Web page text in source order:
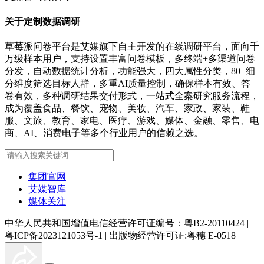
关于定制数据调研
草莓派问卷平台是艾媒旗下自主开发的在线调研平台，面向千
万级样本用户，支持设置丰富问卷模板，多终端+多渠道问卷
分发，自动数据统计分析，功能强大，四大属性分类，80+细
分维度筛选目标人群，多重AI质量控制，确保样本有效、答
卷有效，多种调研结果交付形式，一站式全案研究服务流程，
成为覆盖食品、餐饮、宠物、美妆、汽车、家政、家装、鞋
服、文旅、教育、家电、医疗、游戏、媒体、金融、零售、电
商、AI、消费电子等多个行业用户的信赖之选。
集团官网
艾媒智库
媒体关注
中华人民共和国增值电信经营许可证编号：粤B2-20110424 |
粤ICP备2023121053号-1 | 出版物经营许可证:粤穗 E-0518